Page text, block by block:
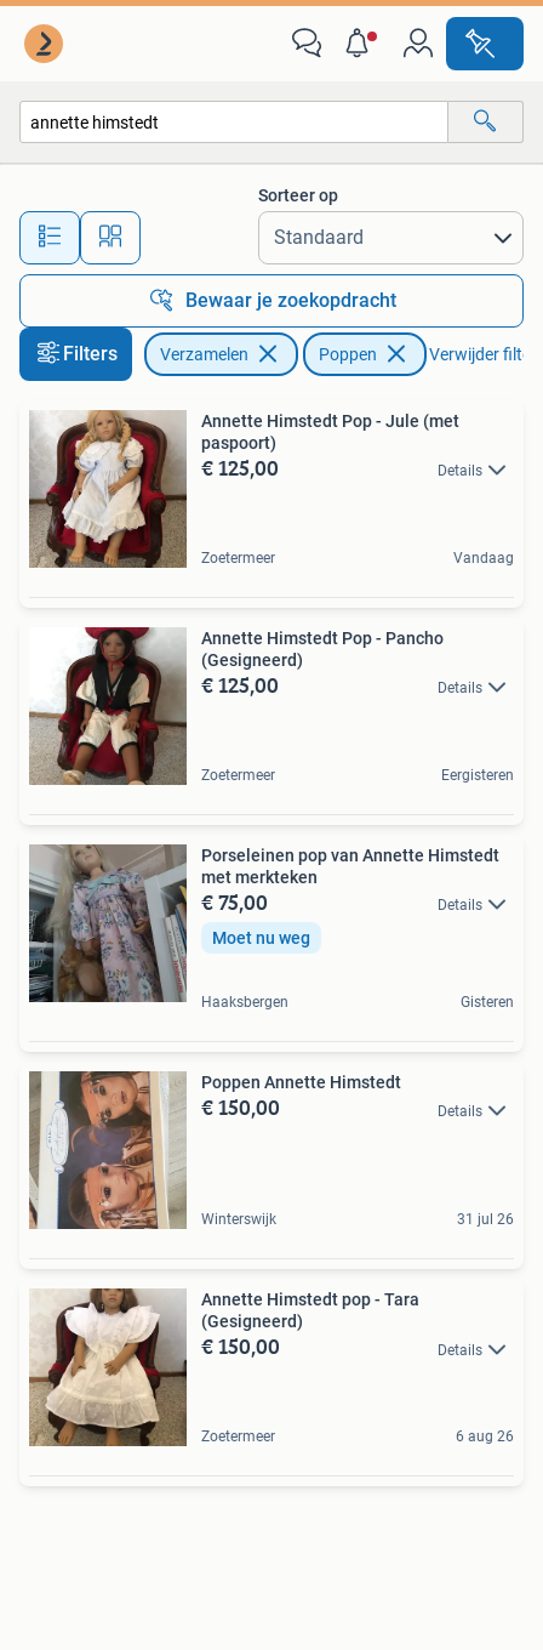
Alle afstanden…
Sorteer op
Bewaar je zoekopdracht
Filters Verzamelen Poppen Verwijder
Annette Himstedt Pop - Jule (met
paspoort)
€ 125,00 Details
Zoetermeer Vandaag
Annette Himstedt Pop - Pancho
(Gesigneerd)
€ 125,00 Details
Zoetermeer Eergisteren
Porseleinen pop van Annette Himstedt
met merkteken
€ 75,00 Details
Moet nu weg
Haaksbergen Gisteren
Poppen Annette Himstedt
€ 150,00 Details
Winterswijk 31 jul 26
Annette Himstedt pop - Tara
(Gesigneerd)
€ 150,00 Details
Zoetermeer 6 aug 26